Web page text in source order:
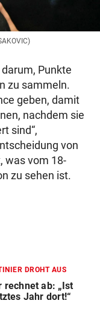
Punkte
zu sammeln.
geben, damit
nachdem sie
sind“,
von
was vom 18-
zu sehen ist.
DROHT AUS
rechnet ab: „Ist
Jahr dort!“